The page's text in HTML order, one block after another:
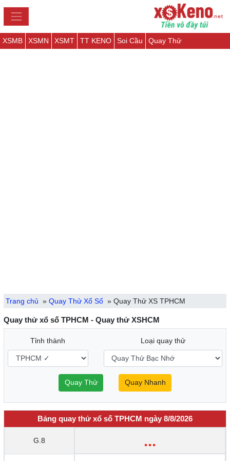
XSMB XSMN XSMT TT KENO Soi Cầu Quay Thử
Trang chủ » Quay Thử Xổ Số » Quay Thử XS TPHCM
Quay thử xổ số TPHCM - Quay thử XSHCM
Tỉnh thành Loại quay thử
Quay Thử Quay Nhanh
Bảng quay thử xổ số TPHCM ngày 8/8/2026
G.8 ...